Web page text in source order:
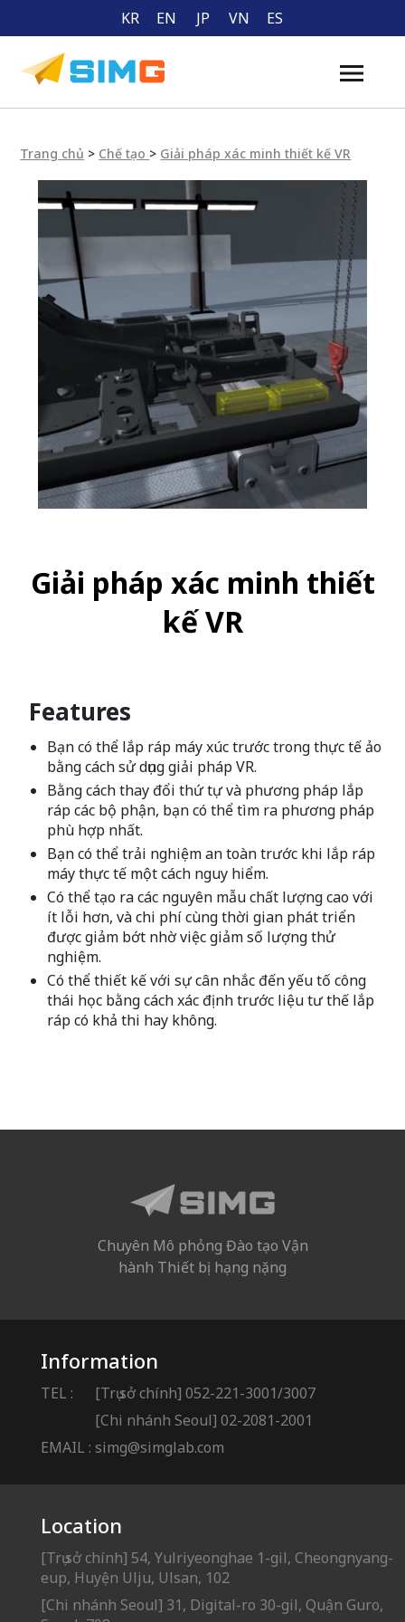
KR EN JP VN ES
Trang chủ > Chế tạo > Giải pháp xác minh thiết kế VR
Giải pháp xác minh thiết
kế VR
Features
Bạn có thể lắp ráp máy xúc trước trong thực tế ảo
bằng cách sử dụng giải pháp VR.
Bằng cách thay đổi thứ tự và phương pháp lắp
ráp các bộ phận, bạn có thể tìm ra phương pháp
phù hợp nhất.
Bạn có thể trải nghiệm an toàn trước khi lắp ráp
máy thực tế một cách nguy hiểm.
Có thể tạo ra các nguyên mẫu chất lượng cao với
ít lỗi hơn, và chi phí cùng thời gian phát triển
được giảm bớt nhờ việc giảm số lượng thử
nghiệm.
Có thể thiết kế với sự cân nhắc đến yếu tố công
thái học bằng cách xác định trước liệu tư thế lắp
ráp có khả thi hay không.
Chuyên Mô phỏng Đào tạo Vận
hành Thiết bị hạng nặng
Information
TEL :
[Trụ sở chính] 052-221-3001/3007
[Chi nhánh Seoul] 02-2081-2001
EMAIL : simg@simglab.com
Location
[Trụ sở chính] 54, Yulriyeonghae 1-gil, Cheongnyang-
eup, Huyện Ulju, Ulsan, 102
[Chi nhánh Seoul] 31, Digital-ro 30-gil, Quận Guro,